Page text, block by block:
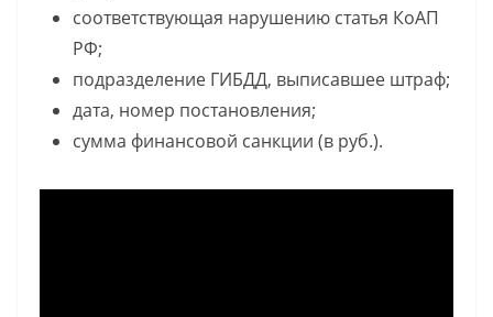
соответствующая нарушению статья КоАП
РФ;
подразделение ГИБДД, выписавшее штраф;
дата, номер постановления;
сумма финансовой санкции (в руб.).